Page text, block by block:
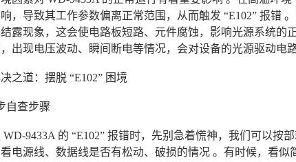
，导致其工作参数偏离正常范围，从而触发 “E102” 报错
露现象，这会使电路板短路、元件腐蚀，影响光源系统
出现电压波动、瞬间断电等情况，会对设备的光源驱动电
之道：摆脱 “E102” 困境
自查步骤
WD-9433A 的 “E102” 报错时，先别急着慌神，我们可以
电源线、数据线是否有松动、破损的情况 。有时候，看